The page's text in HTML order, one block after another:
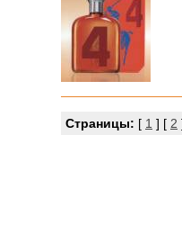
Страницы: [ 1 ] [ 2